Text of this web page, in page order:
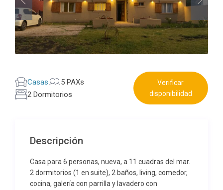
Casas
5 PAXs
2 Dormitorios
Verificar
disponibilidad
Descripción
Casa para 6 personas, nueva, a 11 cuadras del mar.
2 dormitorios (1 en suite), 2 baños, living, comedor,
cocina, galería con parrilla y lavadero con